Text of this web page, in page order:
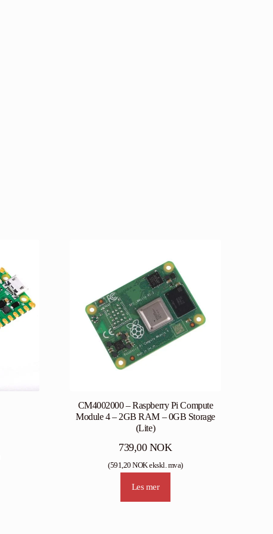
CM4002000 – Raspberry Pi Compute
Module 4 – 2GB RAM – 0GB Storage
(Lite)
739,00 NOK
(591,20NOKekskl. mva)
Les mer